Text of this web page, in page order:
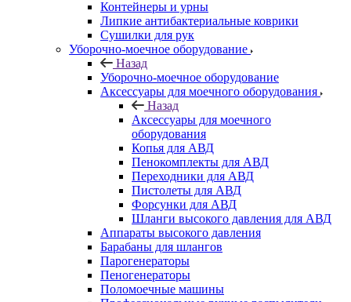
Контейнеры и урны
Липкие антибактериальные коврики
Сушилки для рук
Уборочно-моечное оборудование
Назад
Уборочно-моечное оборудование
Аксессуары для моечного оборудования
Назад
Аксессуары для моечного
оборудования
Копья для АВД
Пенокомплекты для АВД
Переходники для АВД
Пистолеты для АВД
Форсунки для АВД
Шланги высокого давления для АВД
Аппараты высокого давления
Барабаны для шлангов
Парогенераторы
Пеногенераторы
Поломоечные машины